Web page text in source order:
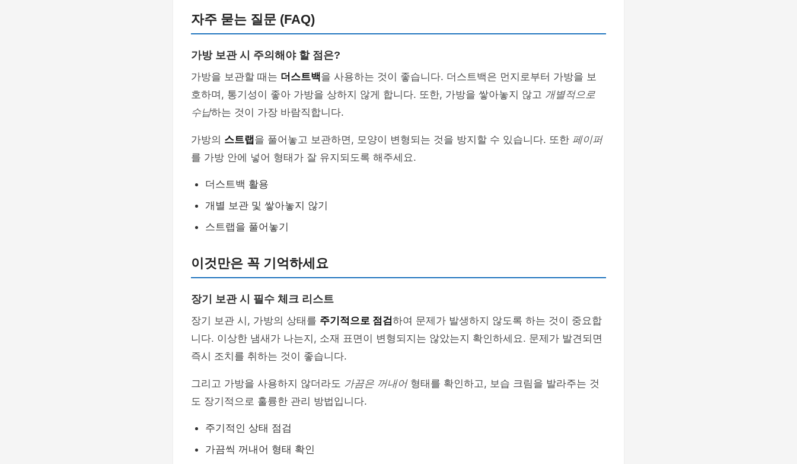
자주 묻는 질문 (FAQ)
가방 보관 시 주의해야 할 점은?
가방을 보관할 때는 더스트백을 사용하는 것이 좋습니다. 더스트백은 먼지로부터 가방을 보
호하며, 통기성이 좋아 가방을 상하지 않게 합니다. 또한, 가방을 쌓아놓지 않고 개별적으로
수납하는 것이 가장 바람직합니다.
가방의 스트랩 을 풀어놓고 보관하면, 모양이 변형되는 것을 방지할 수 있습니다. 또한 페이퍼
를 가방 안에 넣어 형태가 잘 유지되도록 해주세요.
더스트백 활용
개별 보관 및 쌓아놓지 않기
스트랩을 풀어놓기
이것만은 꼭 기억하세요
장기 보관 시 필수 체크 리스트
장기 보관 시, 가방의 상태를 주기적으로 점검하여 문제가 발생하지 않도록 하는 것이 중요합
니다. 이상한 냄새가 나는지, 소재 표면이 변형되지는 않았는지 확인하세요. 문제가 발견되면
즉시 조치를 취하는 것이 좋습니다.
그리고 가방을 사용하지 않더라도 가끔은 꺼내어형태를 확인하고, 보습 크림을 발라주는 것
도 장기적으로 훌륭한 관리 방법입니다.
주기적인 상태 점검
가끔씩 꺼내어 형태 확인